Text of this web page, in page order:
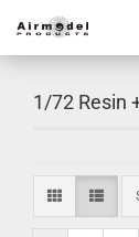
1/72 Resin